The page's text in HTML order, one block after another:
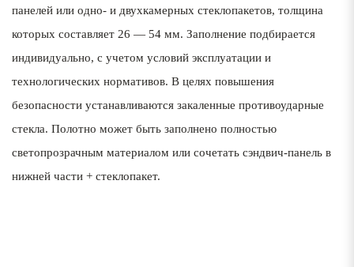
панелей или одно- и двухкамерных стеклопакетов, толщина
которых составляет 26 — 54 мм. Заполнение подбирается
индивидуально, с учетом условий эксплуатации и
технологических нормативов. В целях повышения
безопасности устанавливаются закаленные противоударные
стекла. Полотно может быть заполнено полностью
светопрозрачным материалом или сочетать сэндвич-панель в
нижней части + стеклопакет.